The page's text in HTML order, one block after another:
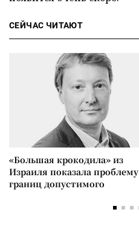
СЕЙЧАС ЧИТАЮТ
«Большая крокодила» из
Израиля показала проблему
границ допустимого